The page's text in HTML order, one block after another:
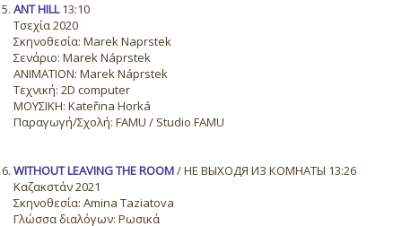
ANT HILL13:10
Τσεχία 2020
Σκηνοθεσία: Marek Naprstek
Σενάριο: Marek Náprstek
ANIMATION: Marek Náprstek
Τεχνική: 2D computer
ΜΟΥΣΙΚΗ: Kateřina Horká
Παραγωγή/Σχολή: FAMU / Studio FAMU
WITHOUT LEAVING THE ROOM/ НЕ ВЫХОДЯ ИЗ КОМНАТЫ 13:26
Καζακστάν 2021
Σκηνοθεσία: Amina Taziatova
Γλώσσα διαλόγων: Ρωσικά